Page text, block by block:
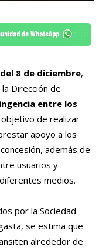
8 de diciembre,
Dirección de
entre los
objetivo de realizar
apoyo a los
además de
usuarios y
medios.
por la Sociedad
se estima que
alrededor de